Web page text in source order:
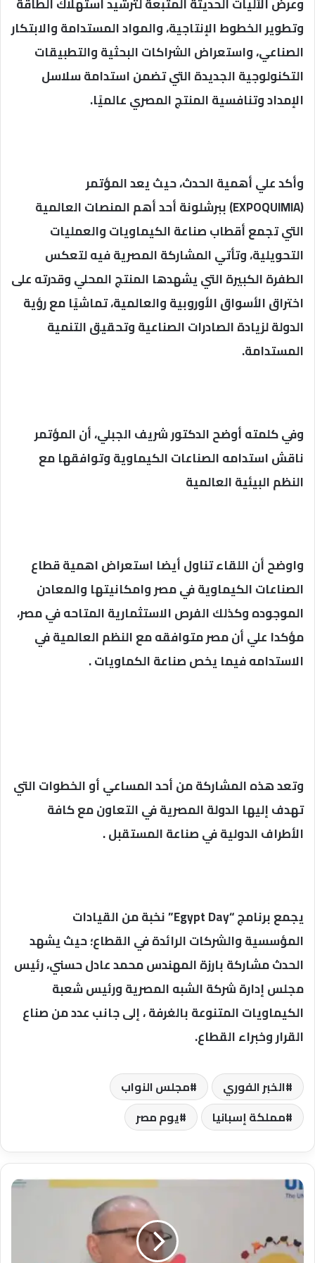
وتطوير الخطوط الإنتاجية، والمواد المستدامة والابتكار
الصناعي، واستعراض الشراكات البحثية والتطبيقات
التكنولوجية الجديدة التي تضمن استدامة سلاسل
الإمداد وتنافسية المنتج المصري عالميًا.
وأكد علي أهمية الحدث، حيث يعد المؤتمر
(EXPOQUIMIA) ببرشلونة أحد أهم المنصات العالمية
التي تجمع أقطاب صناعة الكيماويات والعمليات
التحويلية، وتأتي المشاركة المصرية فيه لتعكس
الطفرة الكبيرة التي يشهدها المنتج المحلي وقدرته على
اختراق الأسواق الأوروبية والعالمية، تماشيًا مع رؤية
الدولة لزيادة الصادرات الصناعية وتحقيق التنمية
المستدامة.
وفي كلمته أوضح الدكتور شريف الجبلي، أن المؤتمر
ناقش استدامه الصناعات الكيماوية وتوافقها مع
النظم البيئية العالمية
واوضح أن اللقاء تناول أيضا استعراض اهمية قطاع
الصناعات الكيماوية في مصر وامكانيتها والمعادن
الموجوده وكذلك الفرص الاستثمارية المتاحه في مصر،
مؤكدا علي أن مصر متوافقه مع النظم العالمية في
الاستدامه فيما يخص صناعة الكماويات .
وتعد هذه المشاركة من أحد المساعي أو الخطوات التي
تهدف إليها الدولة المصرية في التعاون مع كافة
الأطراف الدولية في صناعة المستقبل .
يجمع برنامج “Egypt Day” نخبة من القيادات
المؤسسية والشركات الرائدة في القطاع؛ حيث يشهد
الحدث مشاركة بارزة المهندس محمد عادل حسني، رئيس
مجلس إدارة شركة الشبه المصرية ورئيس شعبة
الكيماويات المتنوعة بالغرفة ، إلى جانب عدد من صناع
القرار وخبراء القطاع.
الخبر الفوري
مجلس النواب
مملكة إسبانيا
يوم مصر
سفير
تركيا:
واسعة..
ختام